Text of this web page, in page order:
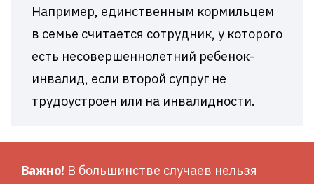
Например, единственным кормильцем
в семье считается сотрудник, у которого
есть несовершеннолетний ребенок-
инвалид, если второй супруг не
трудоустроен или на инвалидности.
Важно! В большинстве случаев нельзя